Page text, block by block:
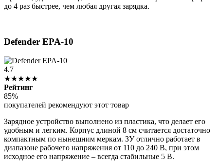
до 4 раз быстрее, чем любая другая зарядка.
Defender EPA-10
4.7
★★★★★
Рейтинг
85%
покупателей рекомендуют этот товар
Зарядное устройство выполнено из пластика, что делает его
удобным и легким. Корпус длиной 8 см считается достаточно
компактным по нынешним меркам. ЗУ отлично работает в
диапазоне рабочего напряжения от 110 до 240 В, при этом
исходное его напряжение – всегда стабильные 5 В.